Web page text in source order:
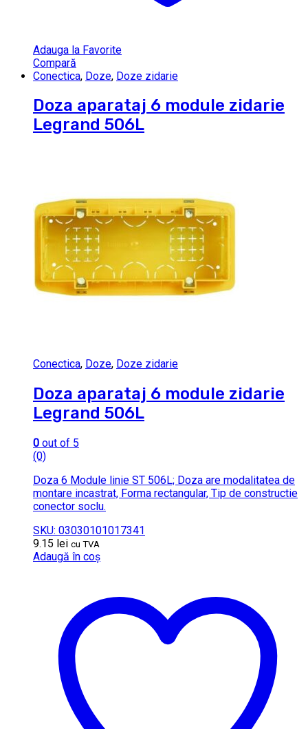
Adauga la Favorite
Compară
Conectica, Doze, Doze zidarie
Doza aparataj 6 module zidarie
Legrand 506L
Conectica, Doze, Doze zidarie
Doza aparataj 6 module zidarie
Legrand 506L
0 out of 5
(0)
Doza 6 Module linie ST 506L; Doza are modalitatea de
montare incastrat, Forma rectangular, Tip de constructie
conector soclu.
SKU: 03030101017341
9.15 lei cu TVA
Adaugă în coș